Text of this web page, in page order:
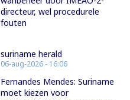
directeur, wel procedurele
fouten
suriname herald
06-aug-2026 - 16:06
Fernandes Mendes: Suriname
moet kiezen voor